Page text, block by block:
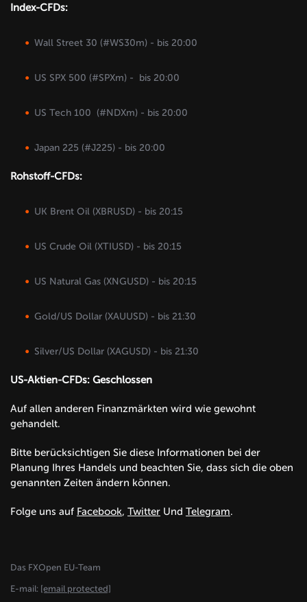
Index-CFDs:
Wall Street 30 (#WS30m) - bis 20:00
US SPX 500 (#SPXm) - bis 20:00
US Tech 100 (#NDXm) - bis 20:00
Japan 225 (#J225) - bis 20:00
Rohstoff-CFDs:
UK Brent Oil (XBRUSD) - bis 20:15
US Crude Oil (XTIUSD) - bis 20:15
US Natural Gas (XNGUSD) - bis 20:15
Gold/US Dollar (XAUUSD) - bis 21:30
Silver/US Dollar (XAGUSD) - bis 21:30
US-Aktien-CFDs: Geschlossen
Auf allen anderen Finanzmärkten wird wie gewohnt
gehandelt.
Bitte berücksichtigen Sie diese Informationen bei der
Planung Ihres Handels und beachten Sie, dass sich die oben
genannten Zeiten ändern können.
Folge uns auf Facebook, Twitter Und Telegram.
Das FXOpen EU-Team
E-mail: [email protected]